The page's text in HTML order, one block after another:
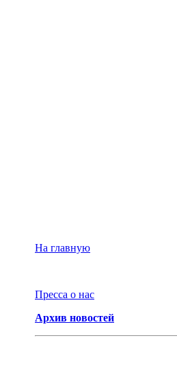
На главную
Пресса о нас
Архив новостей